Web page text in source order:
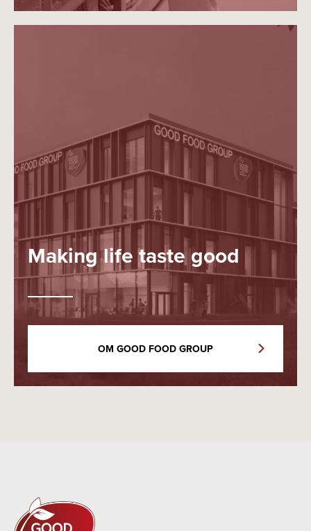
Making life taste good
OM GOOD FOOD GROUP